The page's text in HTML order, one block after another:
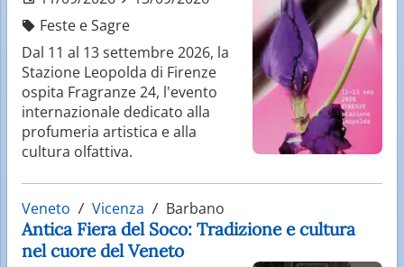
Feste e Sagre
Dal 11 al 13 settembre 2026, la
Stazione Leopolda di Firenze
ospita Fragranze 24, l'evento
internazionale dedicato alla
profumeria artistica e alla
cultura olfattiva.
Veneto Vicenza Barbano
Antica Fiera del Soco: Tradizione e cultura
nel cuore del Veneto